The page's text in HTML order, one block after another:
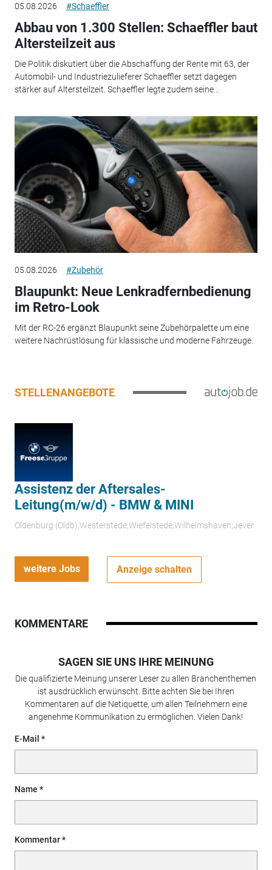
05.08.2026 #Schaeffler
Abbau von 1.300 Stellen: Schaeffler baut
Altersteilzeit aus
Die Politik diskutiert über die Abschaffung der Rente mit 63, der
Automobil- und Industriezulieferer Schaeffler setzt dagegen
stärker auf Altersteilzeit. Schaeffler legte zudem seine...
05.08.2026 #Zubehör
Blaupunkt: Neue Lenkradfernbedienung
im Retro-Look
Mit der RC-26 ergänzt Blaupunkt seine Zubehörpalette um eine
weitere Nachrüstlösung für klassische und moderne Fahrzeuge.
STELLENANGEBOTE
Assistenz der Aftersales-
Leitung(m/w/d) - BMW & MINI
Oldenburg (Oldb);Westerstede;Wiefelstede;Wilhelmshaven;Jever
weitere Jobs Anzeige schalten
KOMMENTARE
SAGEN SIE UNS IHRE MEINUNG
Die qualifizierte Meinung unserer Leser zu allen Branchenthemen
ist ausdrücklich erwünscht. Bitte achten Sie bei Ihren
Kommentaren auf die Netiquette, um allen Teilnehmern eine
angenehme Kommunikation zu ermöglichen. Vielen Dank!
E-Mail
Name
Kommentar